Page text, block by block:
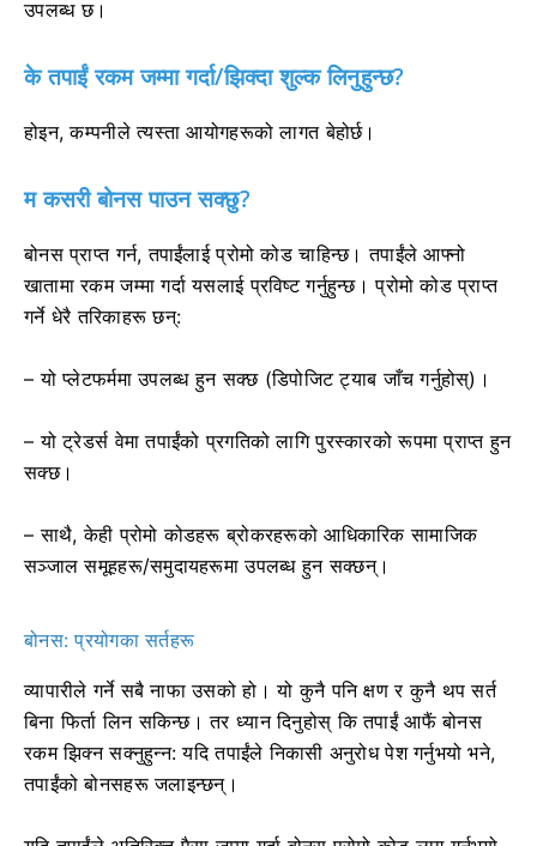
उपलब्ध छ।
के तपाईं रकम जम्मा गर्दा/झिक्दा शुल्क लिनुहुन्छ?
होइन, कम्पनीले त्यस्ता आयोगहरूको लागत बेहोर्छ।
म कसरी बोनस पाउन सक्छु?
बोनस प्राप्त गर्न, तपाईंलाई प्रोमो कोड चाहिन्छ। तपाईंले आफ्नो
खातामा रकम जम्मा गर्दा यसलाई प्रविष्ट गर्नुहुन्छ। प्रोमो कोड प्राप्त
गर्ने धेरै तरिकाहरू छन्:
– यो प्लेटफर्ममा उपलब्ध हुन सक्छ (डिपोजिट ट्याब जाँच गर्नुहोस्)।
– यो ट्रेडर्स वेमा तपाईंको प्रगतिको लागि पुरस्कारको रूपमा प्राप्त हुन
सक्छ।
– साथै, केही प्रोमो कोडहरू ब्रोकरहरूको आधिकारिक सामाजिक
सञ्जाल समूहहरू/समुदायहरूमा उपलब्ध हुन सक्छन्।
बोनस: प्रयोगका सर्तहरू
व्यापारीले गर्ने सबै नाफा उसको हो। यो कुनै पनि क्षण र कुनै थप सर्त
बिना फिर्ता लिन सकिन्छ। तर ध्यान दिनुहोस् कि तपाईं आफैं बोनस
रकम झिक्न सक्नुहुन्न: यदि तपाईंले निकासी अनुरोध पेश गर्नुभयो भने,
तपाईंको बोनसहरू जलाइन्छन्।